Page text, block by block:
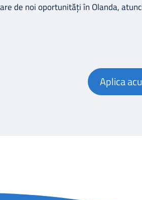
de noi oportunități în Olanda,
Aplica